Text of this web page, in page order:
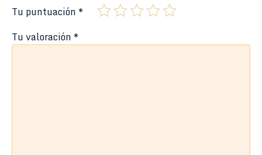
Tu puntuación *
Tu valoración *